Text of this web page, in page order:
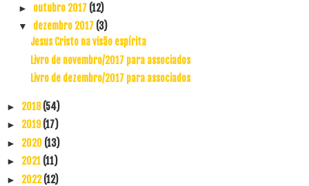
► outubro 2017 (12)
▼ dezembro 2017 (3)
Jesus Cristo na visão espírita
Livro de novembro/2017 para associados
Livro de dezembro/2017 para associados
► 2018(54)
► 2019(17)
► 2020 (13)
► 2021 (11)
► 2022(12)